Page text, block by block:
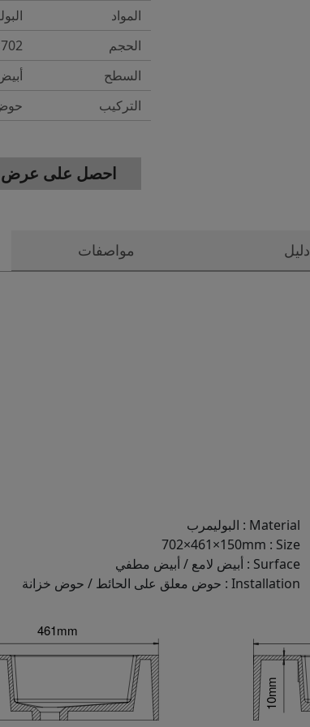
المواد
الحجم
702×461×150mm
السطح
التركيب
احصل على عرض
دليل مواصفات
Material
: البوليمرب
Size
:
702×461×150mm
Surface
: أبيض لامع / أبيض مطفي
Installation
: حوض معلق على الحائط / حوض خزانة